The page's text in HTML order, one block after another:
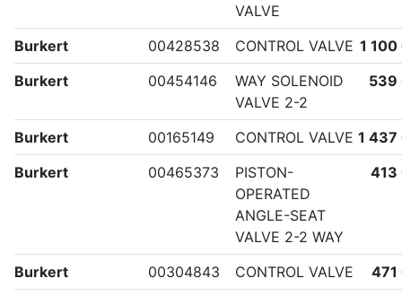
VALVE
Burkert 00428538 CONTROL VALVE 1 100
Burkert
00454146
WAY SOLENOID
VALVE 2-2
539
Burkert 00165149 CONTROL VALVE 1 437
Burkert
00465373
PISTON-
OPERATED
ANGLE-SEAT
VALVE 2-2 WAY
413
Burkert 00304843 CONTROL VALVE
471